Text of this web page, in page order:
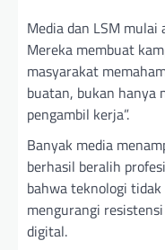
Media dan LSM
Mereka membuat
masyarakat
buatan, bukan hanya
pengambil kerja”.
Banyak media
berhasil beralih
bahwa teknologi
mengurangi
digital.